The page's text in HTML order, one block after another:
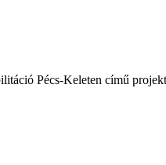
Pécs-Keleten című